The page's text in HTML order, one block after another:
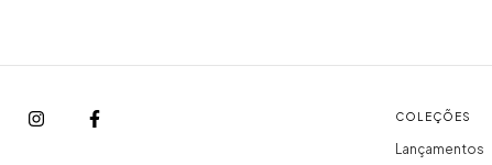
COLEÇÕES
Lançamentos